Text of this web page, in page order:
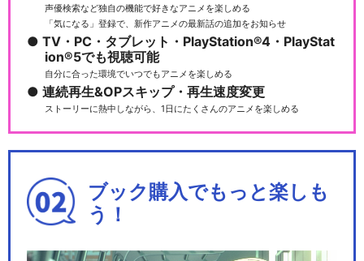
声優検索など独自の機能で好きなアニメを楽しめる
「気になる」登録で、新作アニメの最新話の追加をお知らせ
TV・PC・タブレット・PlayStation®4・PlayStat
ion®5でも視聴可能
自分に合った環境でいつでもアニメを楽しめる
連続再生&OPスキップ・再生速度変更
ストーリーに熱中しながら、1日にたくさんのアニメを楽しめる
ブック購入でもっと楽しも
う！